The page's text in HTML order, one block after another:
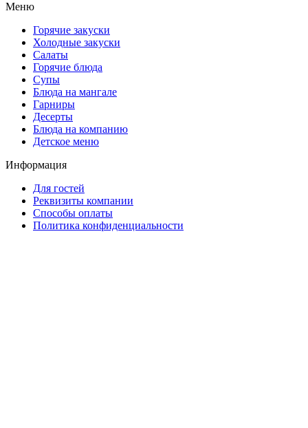
Меню
Горячие закуски
Холодные закуски
Салаты
Горячие блюда
Супы
Блюда на мангале
Гарниры
Десерты
Блюда на компанию
Детское меню
Информация
Для гостей
Реквизиты компании
Способы оплаты
Политика конфиденциальности